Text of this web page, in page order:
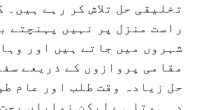
تخلیقی حل تلاش کر رہے ہیں۔
راست منزل پر نہیں پہنچتے
شہروں میں جاتے ہیں اور
مقامی پروازوں کے ذریعے
حل زیادہ وقت طلب اور عام
دہ ہوتا ہے لیکن نمایاں